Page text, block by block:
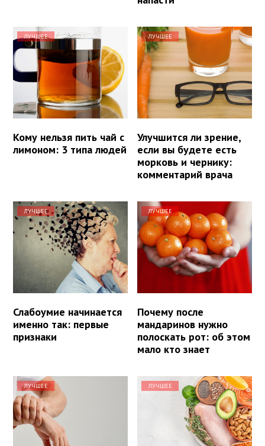
ЛУЧШЕЕ
Кому нельзя пить чай с
лимоном: 3 типа людей
ЛУЧШЕЕ
Улучшится ли зрение,
если вы будете есть
морковь и чернику:
комментарий врача
ЛУЧШЕЕ
Слабоумие начинается
именно так: первые
признаки
ЛУЧШЕЕ
Почему после
мандаринов нужно
полоскать рот: об этом
мало кто знает
ЛУЧШЕЕ ЛУЧШЕЕ